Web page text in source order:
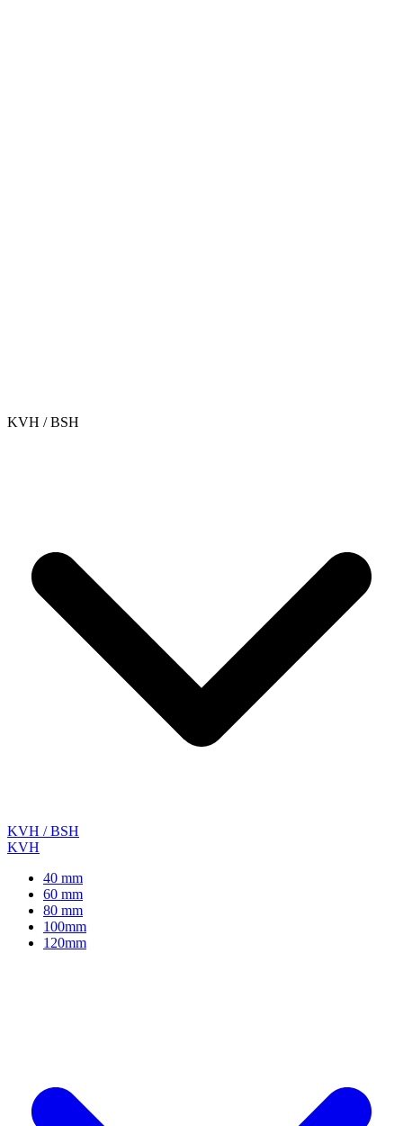
KVH / BSH
KVH / BSH
KVH
40 mm
60 mm
80 mm
100mm
120mm